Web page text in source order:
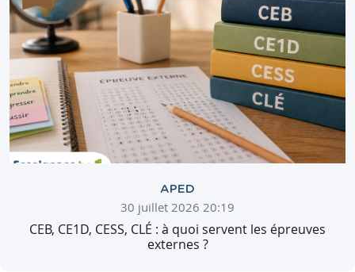
APED
30 juillet 2026 20:19
CEB, CE1D, CESS, CLÉ : à quoi servent les épreuves
externes ?